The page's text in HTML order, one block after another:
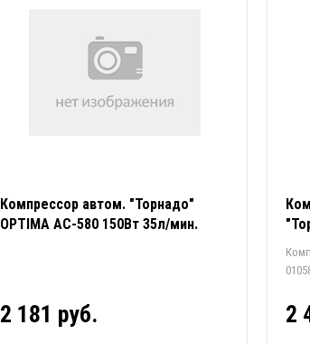
Компрессор автом. "Торнадо"
OPTIMA АС-580 150Вт 35л/мин.
2 181 руб. 2